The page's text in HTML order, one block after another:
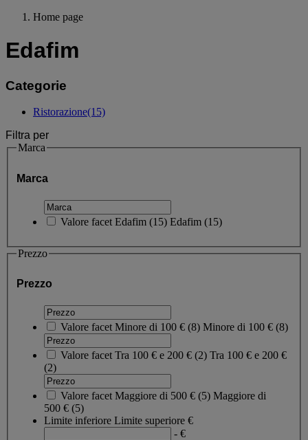
Home page
Edafim
Categorie
Ristorazione(15)
Filtra per
Marca
Marca
Valore facet Edafim (15) Edafim (15)
Prezzo
Prezzo
Valore facet Minore di 100 € (8) Minore di 100 € (8)
Valore facet Tra 100 € e 200 € (2) Tra 100 € e 200 €
(2)
Valore facet Maggiore di 500 € (5) Maggiore di
500 € (5)
Limite inferiore Limite superiore €
- €